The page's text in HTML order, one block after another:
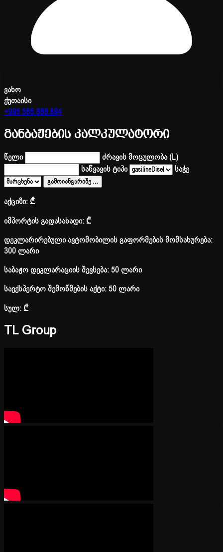
ვახო
ქუთაისი
+995 585 888 894
განბაჟების კალკულატორი
წელი
ძრავის მოცულობა (L)
საწვავის ტიპი
საჭე
გამოიანგარიშე …
აქციზი:₾
იმპორტის გადასახადი:₾
დეკლარირებული ავტომობილის გაფორმების მომსახურება:
300 ლარი
საბაჟო დეკლარაციის შევსება: 50 ლარი
საექსპერტო შემოწმების აქტი: 50 ლარი
სულ:₾
TL Group